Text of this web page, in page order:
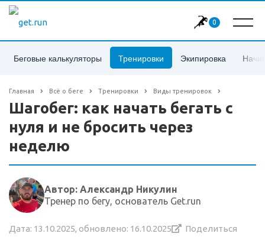
0
Беговые калькуляторы Тренировки Экипировка
Главная Всё о беге Тренировки Виды тренировок
Шагобег: как начать бегать с
нуля и не бросить через
неделю
Автор: Александр Никулин
Тренер по бегу, основатель Get.run
Дата: 13.10.2025, обновлено: 16.10.2025 Поделиться